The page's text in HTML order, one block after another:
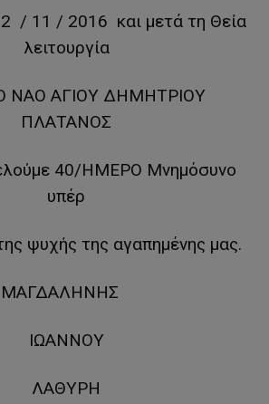
/ 11 / 2016 και μετά τη Θεία
λειτουργία
ΝΑΟ ΑΓΙΟΥ ΔΗΜΗΤΡΙΟΥ
ΠΛΑΤΑΝΟΣ
40/ΗΜΕΡΟ Μνημόσυνο
υπέρ
ψυχής της αγαπημένης μας.
ΜΑΓΔΑΛΗΝΗΣ
ΙΩΑΝΝΟΥ
ΛΑΘΥΡΗ